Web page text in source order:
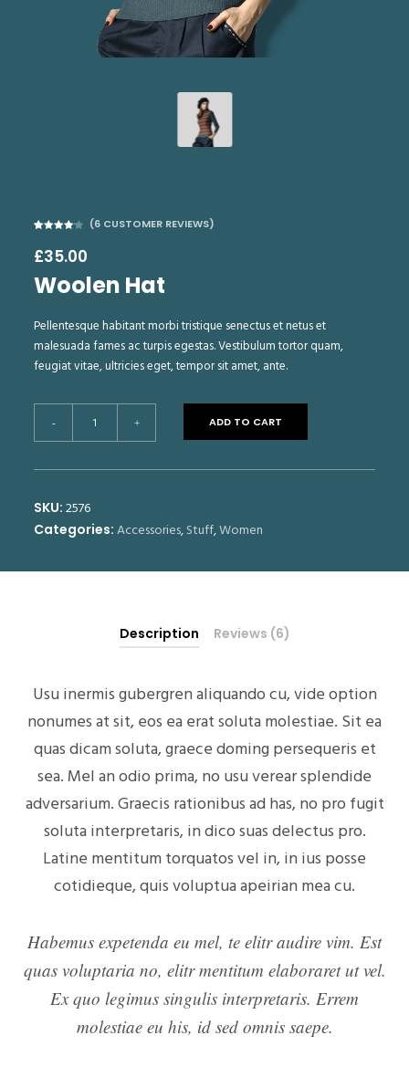
of 5
ratings
(6 CUSTOMER REVIEWS)
£35.00
Woolen Hat
Pellentesque habitant morbi tristique senectus et netus et
malesuada fames ac turpis egestas. Vestibulum tortor quam,
feugiat vitae, ultricies eget, tempor sit amet, ante.
- + ADD TO CART
SKU: 2576
Categories: Accessories,Stuff,Women
Description Reviews (6)
Usu inermis gubergren aliquando cu, vide option
nonumes at sit, eos ea erat soluta molestiae. Sit ea
quas dicam soluta, graece doming persequeris et
sea. Mel an odio prima, no usu verear splendide
adversarium. Graecis rationibus ad has, no pro fugit
soluta interpretaris, in dico suas delectus pro.
Latine mentitum torquatos vel in, in ius posse
cotidieque, quis voluptua apeirian mea cu.
Habemus expetenda eu mel, te elitr audire vim. Est
quas voluptaria no, elitr mentitum elaboraret ut vel.
Ex quo legimus singulis interpretaris. Errem
molestiae eu his, id sed omnis saepe.